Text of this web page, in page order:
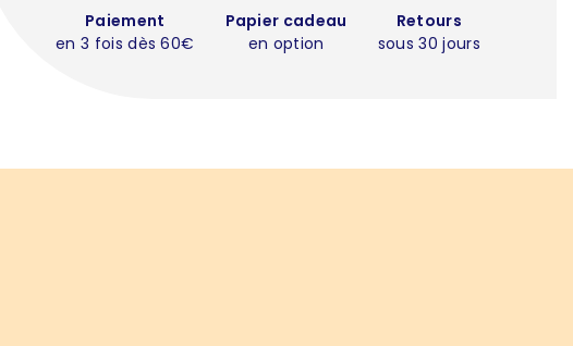
Paiement
en 3 fois dès 60€
Papier cadeau
en option
Retours
sous 30 jours